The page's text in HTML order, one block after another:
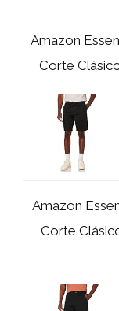
Amazon
Corte
Amazon
Corte